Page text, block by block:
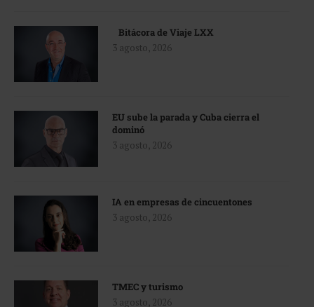
Bitácora de Viaje LXX
3 agosto, 2026
EU sube la parada y Cuba cierra el
dominó
3 agosto, 2026
IA en empresas de cincuentones
3 agosto, 2026
TMEC y turismo
3 agosto, 2026